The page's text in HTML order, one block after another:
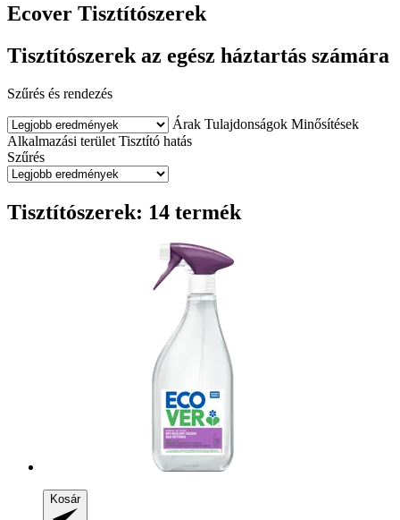
Ecover Tisztítószerek
Tisztítószerek az egész háztartás számára
Szűrés és rendezés
Árak Tulajdonságok Minősítések
Alkalmazási terület Tisztító hatás
Szűrés
Tisztítószerek: 14 termék
Kosár